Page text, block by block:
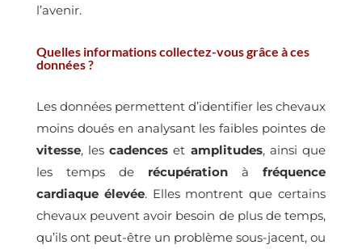
l’avenir.
Quelles informations collectez-vous grâce à ces
données ?
Les données permettent d’identifier les chevaux
moins doués en analysant les faibles pointes de
vitesse, lescadences et amplitudes, ainsi que
les temps de récupération à fréquence
cardiaque élevée. Elles montrent que certains
chevaux peuvent avoir besoin de plus de temps,
qu’ils ont peut-être un problème sous-jacent, ou